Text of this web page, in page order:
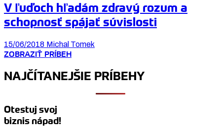
V ľuďoch hľadám zdravý rozum a
schopnosť spájať súvislosti
15/06/2018 Michal Tomek
ZOBRAZIŤ PRÍBEH
NAJČÍTANEJŠIE PRÍBEHY
Otestuj svoj
biznis nápad!